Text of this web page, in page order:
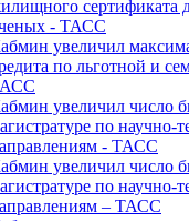
сертификата
- ТАСС
увеличил
по льготной и
увеличил число
по научно-
- ТАСС
увеличил число
по научно-
– ТАСС